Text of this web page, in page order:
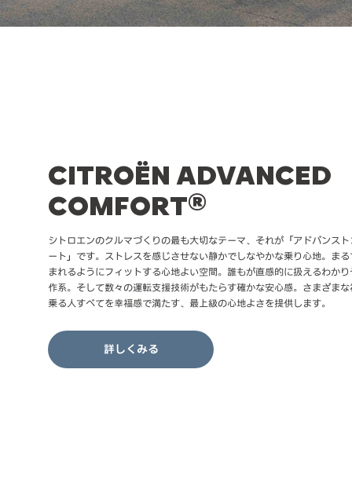
CITROËN ADVANCED
COMFORT®
シトロエンのクルマづくりの最も大切なテーマ、それが「アドバンス
ート」です。ストレスを感じさせない静かでしなやかな乗り心地。ま
まれるようにフィットする心地よい空間。誰もが直感的に扱えるわか
作系。そして数々の運転支援技術がもたらす確かな安心感。さまざま
乗る人すべてを幸福感で満たす、最上級の心地よさを提供します。
詳しくみる